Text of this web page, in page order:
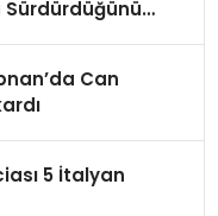
Sürdürdüğünü
Can
5 İtalyan